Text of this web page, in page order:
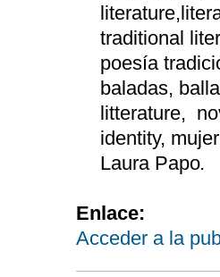
traditional
poesía
baladas,
litterature,
identity,
Laura Papo.
Enlace:
Acceder a la